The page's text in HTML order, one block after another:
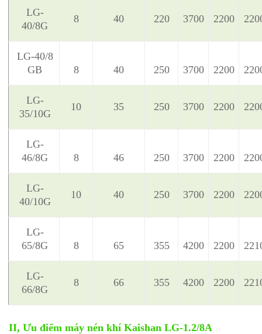
LG-
40/8G
8 40 220 3700 2200
LG-40/8
GB
8 40 250 3700 2200
LG-
35/10G
10 35 250 3700 2200
LG-
46/8G
8 46 250 3700 2200
LG-
40/10G
10 40 250 3700 2200
LG-
65/8G
8 65 355 4200 2200
LG-
66/8G
8 66 355 4200 2200
II, Ưu điểm máy nén khí Kaishan LG-1.2/8A